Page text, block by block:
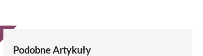
Podobne Artykuły